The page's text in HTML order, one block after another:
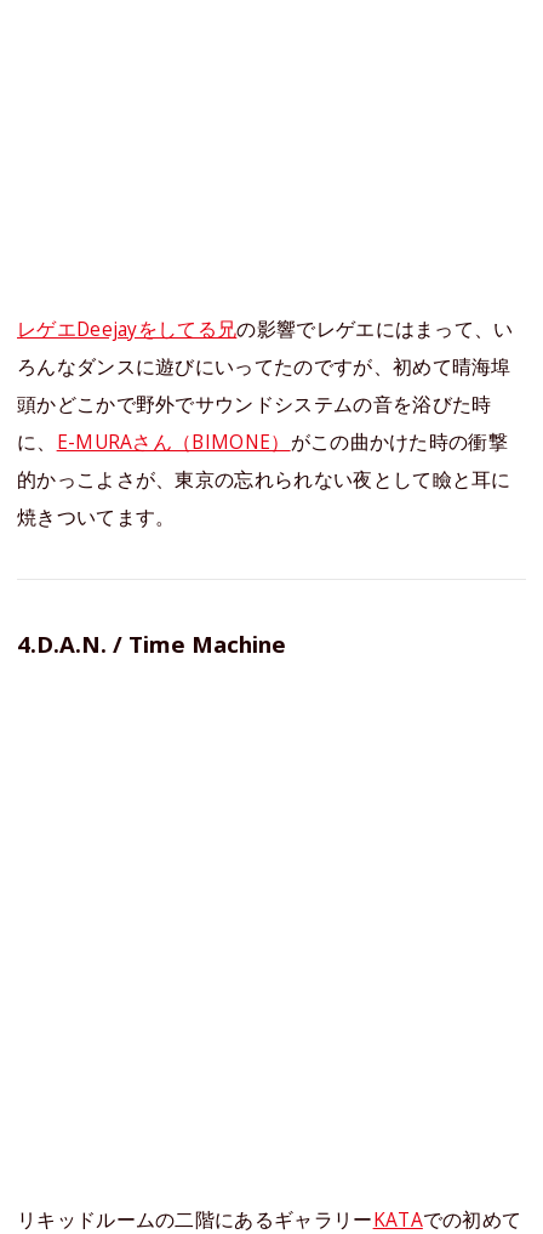
レゲエDeejayをしてる兄の影響でレゲエにはまって、い
ろんなダンスに遊びにいってたのですが、初めて晴海埠
頭かどこかで野外でサウンドシステムの音を浴びた時
に、 E-MURAさん（BIMONE） がこの曲かけた時の衝撃
的かっこよさが、東京の忘れられない夜として瞼と耳に
焼きついてます。
4.D.A.N. / Time Machine
リキッドルームの二階にあるギャラリーKATAでの初めて